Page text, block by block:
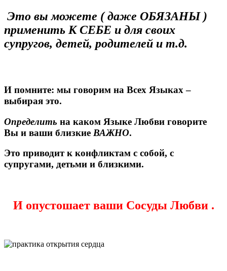
Это вы можете ( даже ОБЯЗАНЫ )
применить К СЕБЕ и для своих
супругов, детей, родителей и т.д.
И помните: мы говорим на Всех Языках –
выбирая это.
Определить на каком Языке Любви говорите
Вы и ваши близкие ВАЖНО.
Это приводит к конфликтам с собой, с
супругами, детьми и близкими.
И опустошает ваши Сосуды Любви.